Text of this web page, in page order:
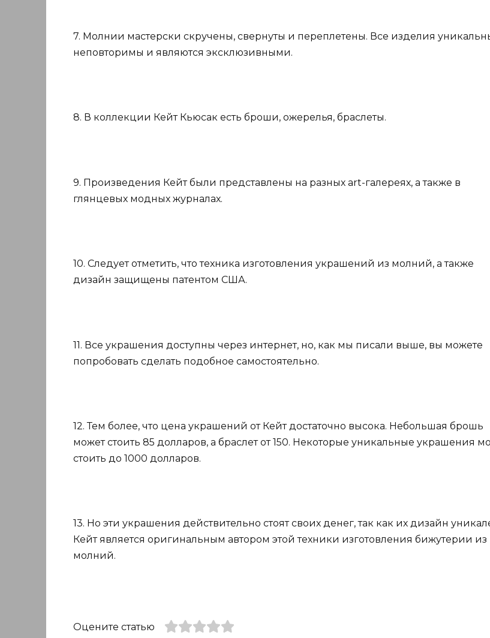
7. Молнии мастерски скручены, свернуты и переплетены. Все изделия
неповторимы и являются эксклюзивными.
8. В коллекции Кейт Кьюсак есть броши, ожерелья, браслеты.
9. Произведения Кейт были представлены на разных art-галереях, а также в
глянцевых модных журналах.
10. Следует отметить, что техника изготовления украшений из молний, а также
дизайн защищены патентом США.
11. Все украшения доступны через интернет, но, как мы писали выше, вы можете
попробовать сделать подобное самостоятельно.
12. Тем более, что цена украшений от Кейт достаточно высока. Небольшая брошь
может стоить 85 долларов, а браслет от 150. Некоторые уникальные украшения
стоить до 1000 долларов.
13. Но эти украшения действительно стоят своих денег, так как их дизайн
Кейт является оригинальным автором этой техники изготовления бижутерии из
молний.
Оцените статью